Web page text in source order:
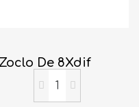
De 8Xdif